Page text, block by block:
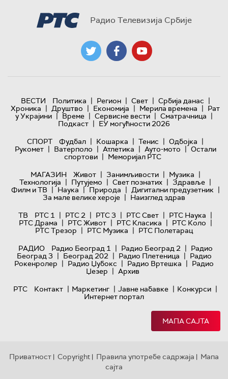
Радио Телевизија Србије
ВЕСТИ Политика | Регион | Свет | Србија данас |
Хроника | Друштво | Економија | Мерила времена | Рат
у Украјини | Време | Сервисне вести | Сматрачница |
Подкаст | ЕУ могућности 2026
СПОРТ
Фудбал | Кошарка | Тенис | Одбојка |
Рукомет | Ватерполо | Атлетика | Ауто-мото | Остали
спортови | Меморијал РТС
МАГАЗИН
Живот | Занимљивости | Музика |
Технологијa | Путујемо | Свет познатих | Здравље |
Филм и ТВ | Наука | Природа | Дигитални предузетник |
За мале велике хероје | Наизглед здрав
ТВ
РТС 1 | РТС 2 | РТС 3 | РТС Свет | РТС Наука |
РТС Драма | РТС Живот | РТС Класика | РТС Коло |
РТС Трезор | РТС Музика | РТС Полетарац
РАДИО
Радио Београд 1 | Радио Београд 2 | Радио
Београд 3 | Београд 202 | Радио Плетеница | Радио
Рокенролер | Радио Џубокс | Радио Вртешка | Радио
Џезер | Архив
РТС
Контакт | Маркетинг | Јавне набавке | Конкурси |
Интернет портал
МАПА САЈТА
Приватност | Copyright | Правила употребе садржаја | Мапа
сајта